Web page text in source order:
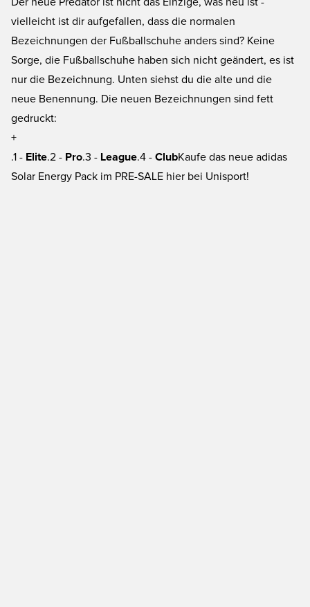
vielleicht ist dir aufgefallen, dass die normalen
Bezeichnungen der Fußballschuhe anders sind? Keine
Sorge, die Fußballschuhe haben sich nicht geändert, es ist
nur die Bezeichnung. Unten siehst du die alte und die
neue Benennung. Die neuen Bezeichnungen sind fett
gedruckt:
+
.1 - Elite.2 - Pro.3 - League.4 - ClubKaufe das neue adidas
Solar Energy Pack im PRE-SALE hier bei Unisport!